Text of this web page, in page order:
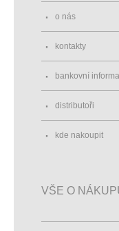
o nás
kontakty
bankovní
distributoři
kde nakoupit
VŠE O